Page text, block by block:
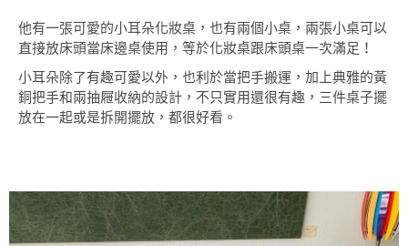
他有一張可愛的小耳朵化妝桌，也有兩個小桌，兩張小桌可以
直接放床頭當床邊桌使用，等於化妝桌跟床頭桌一次滿足！
小耳朵除了有趣可愛以外，也利於當把手搬運，加上典雅的黃
銅把手和兩抽屜收納的設計，不只實用還很有趣，三件桌子擺
放在一起或是拆開擺放，都很好看。